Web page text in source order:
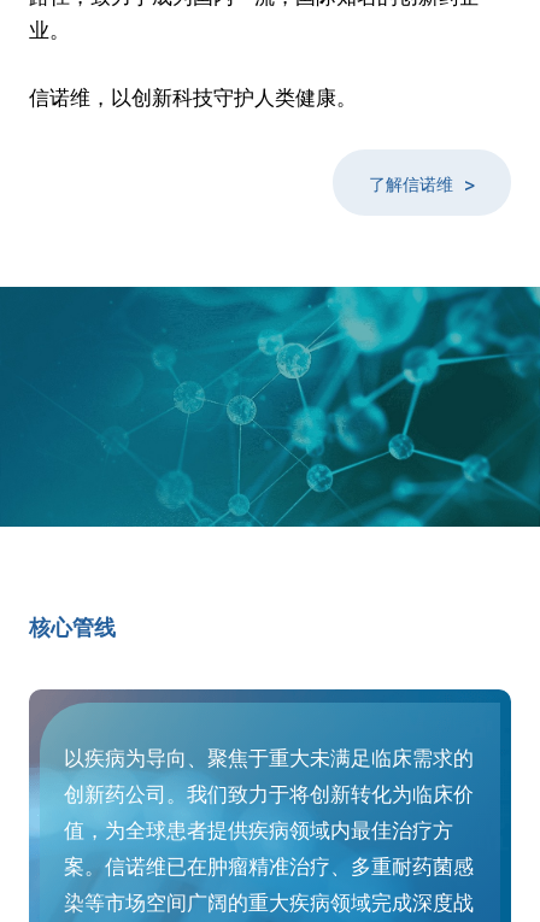
业。
信诺维，以创新科技守护人类健康。
了解信诺维 >
核心管线
以疾病为导向、聚焦于重大未满足临床需求的
创新药公司。我们致力于将创新转化为临床价
值，为全球患者提供疾病领域内最佳治疗方
案。信诺维已在肿瘤精准治疗、多重耐药菌感
染等市场空间广阔的重大疾病领域完成深度战